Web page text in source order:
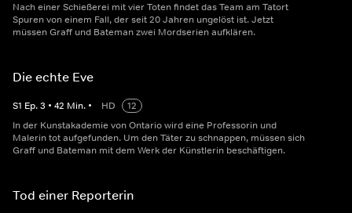
Nach einer Schießerei mit vier Toten findet das Team am Tatort
Spuren von einem Fall, der seit 20 Jahren ungelöst ist. Jetzt
müssen Graff und Bateman zwei Mordserien aufklären.
Die echte Eve
S1 Ep.3 • 42 Min. • HD
12
In der Kunstakademie von Ontario wird eine Professorin und
Malerin tot aufgefunden. Um den Täter zu schnappen, müssen sich
Graff und Bateman mit dem Werk der Künstlerin beschäftigen.
Tod einer Reporterin